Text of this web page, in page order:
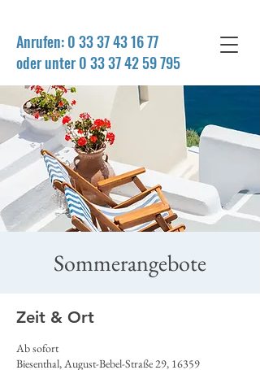
Anrufen:0 33 37 43 16 77
oder unter 0 33 37 42 59 795
Sommerangebote
Zeit & Ort
Ab sofort
Biesenthal, August-Bebel-Straße 29, 16359